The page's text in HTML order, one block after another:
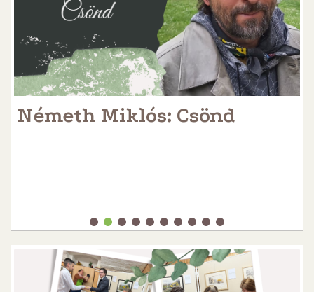
Németh Miklós: Csönd